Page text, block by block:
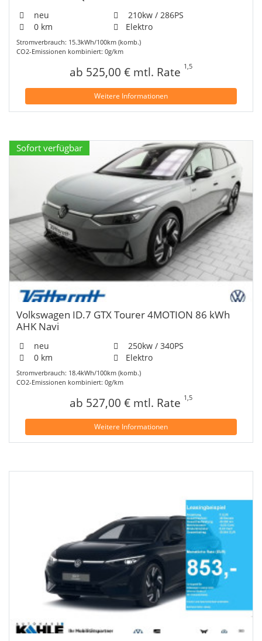
neu
210kw / 286PS
0 km
Elektro
Stromverbrauch: 15.3kWh/100km (komb.)
CO2-Emissionen kombiniert: 0g/km
ab 525,00 € mtl. Rate 1,5
Weitere Informationen
Sofort verfügbar
Volkswagen ID.7 GTX Tourer 4MOTION 86 kWh
AHK Navi
neu
250kw / 340PS
0 km
Elektro
Stromverbrauch: 18.4kWh/100km (komb.)
CO2-Emissionen kombiniert: 0g/km
ab 527,00 € mtl. Rate 1,5
Weitere Informationen